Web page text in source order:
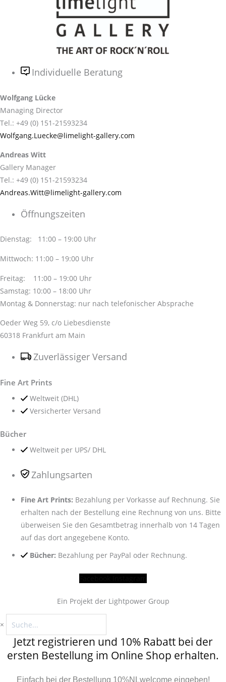
Individuelle Beratung
Wolfgang Lücke
Managing Director
Tel.: +49 (0) 151-21593234
Wolfgang.Luecke@limelight-gallery.com
Andreas Witt
Gallery Manager
Tel.: +49 (0) 151-21593234
Andreas.Witt@limelight-gallery.com
Öffnungszeiten
Dienstag: 11:00 – 19:00 Uhr
Mittwoch: 11:00 – 19:00 Uhr
Freitag: 11:00 – 19:00 Uhr
Samstag: 10:00 – 18:00 Uhr
Montag & Donnerstag: nur nach telefonischer Absprache
Oeder Weg 59, c/o Liebesdienste
60318 Frankfurt am Main
Zuverlässiger Versand
Fine Art Prints
Weltweit (DHL)
Versicherter Versand
Bücher
Weltweit per UPS/ DHL
Zahlungsarten
Fine Art Prints: Bezahlung per Vorkasse auf Rechnung. Sie
erhalten nach der Bestellung eine Rechnung von uns. Bitte
überweisen Sie den Gesamtbetrag innerhalb von 14 Tagen
auf das dort angegebene Konto.
Bücher: Bezahlung per PayPal oder Rechnung.
Ein Projekt der Lightpower Group
×
Jetzt registrieren und 10% Rabatt bei der
ersten Bestellung im Online Shop erhalten.
Einfach bei der Bestellung 10%NLwelcome eingeben!